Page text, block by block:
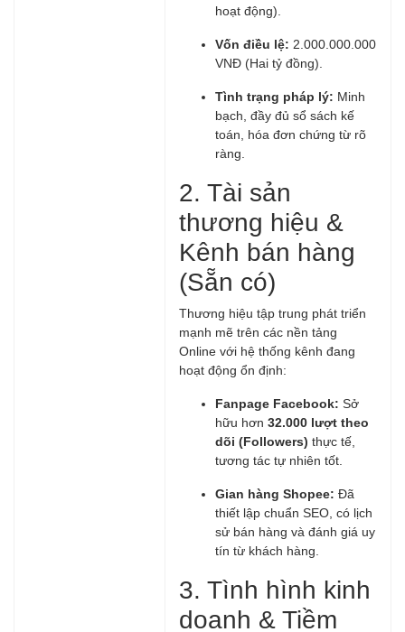
hoạt động).
Vốn điều lệ: 2.000.000.000
VNĐ (Hai tỷ đồng).
Tình trạng pháp lý: Minh
bạch, đầy đủ sổ sách kế
toán, hóa đơn chứng từ rõ
ràng.
2. Tài sản
thương hiệu &
Kênh bán hàng
(Sẵn có)
Thương hiệu tập trung phát triển
mạnh mẽ trên các nền tảng
Online với hệ thống kênh đang
hoạt động ổn định:
Fanpage Facebook: Sở
hữu hơn 32.000 lượt theo
dõi (Followers) thực tế,
tương tác tự nhiên tốt.
Gian hàng Shopee: Đã
thiết lập chuẩn SEO, có lịch
sử bán hàng và đánh giá uy
tín từ khách hàng.
3. Tình hình kinh
doanh & Tiềm